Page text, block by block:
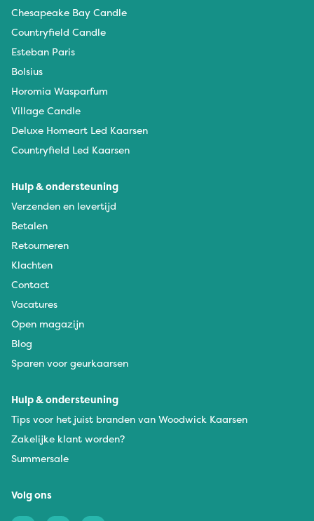
Chesapeake Bay Candle
Countryfield Candle
Esteban Paris
Bolsius
Horomia Wasparfum
Village Candle
Deluxe Homeart Led Kaarsen
Countryfield Led Kaarsen
Hulp & ondersteuning
Verzenden en levertijd
Betalen
Retourneren
Klachten
Contact
Vacatures
Open magazijn
Blog
Sparen voor geurkaarsen
Hulp & ondersteuning
Tips voor het juist branden van Woodwick Kaarsen
Zakelijke klant worden?
Summersale
Volg ons